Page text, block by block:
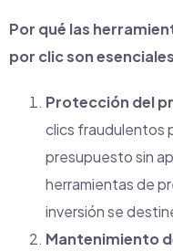
Por qué las
por clic son esenciales
Protección del
clics fraudulentos
presupuesto sin
herramientas de
inversión se
Mantenimiento